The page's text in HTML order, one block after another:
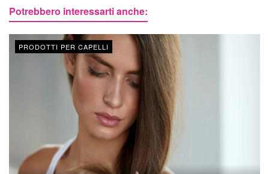
Potrebbero interessarti anche:
PRODOTTI PER CAPELLI